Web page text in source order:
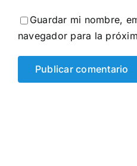
Guardar mi nombre,
navegador para la